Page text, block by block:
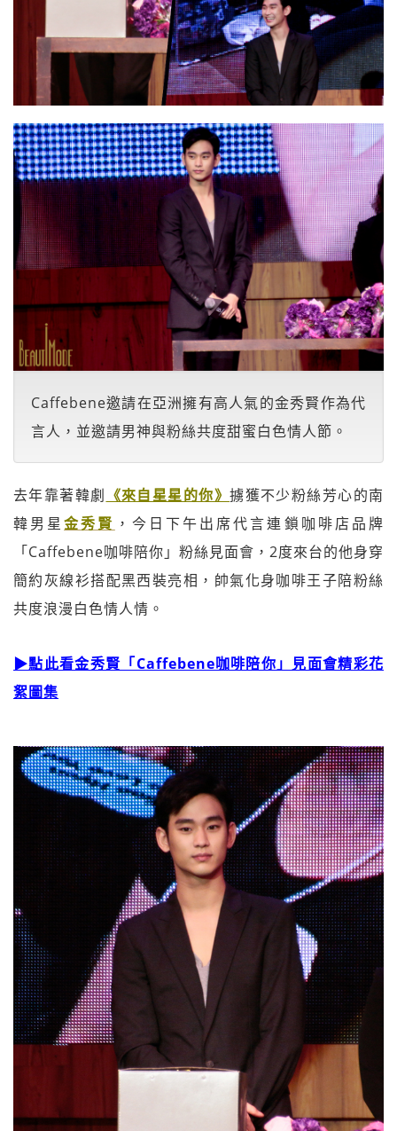
Caffebene邀請在亞洲擁有高人氣的金秀賢作為代
言人，並邀請男神與粉絲共度甜蜜白色情人節。
去年靠著韓劇 《來自星星的你》擄獲不少粉絲芳心的南
韓男星金秀賢 ，今日下午出席代言連鎖咖啡店品牌
「Caffebene咖啡陪你」粉絲見面會，2度來台的他身穿
簡約灰線衫搭配黑西裝亮相，帥氣化身咖啡王子陪粉絲
共度浪漫白色情人情。
▶點此看金秀賢「Caffebene咖啡陪你」見面會精彩花
絮圖集